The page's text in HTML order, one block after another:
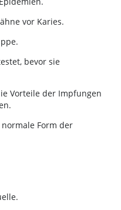
vor Karies.
bevor sie
Vorteile der Impfungen
Form der